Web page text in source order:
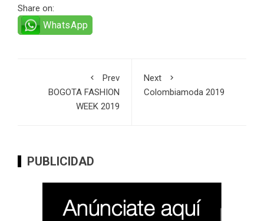
Share on:
WhatsApp
Prev
BOGOTA FASHION
WEEK 2019
Next
Colombiamoda 2019
PUBLICIDAD